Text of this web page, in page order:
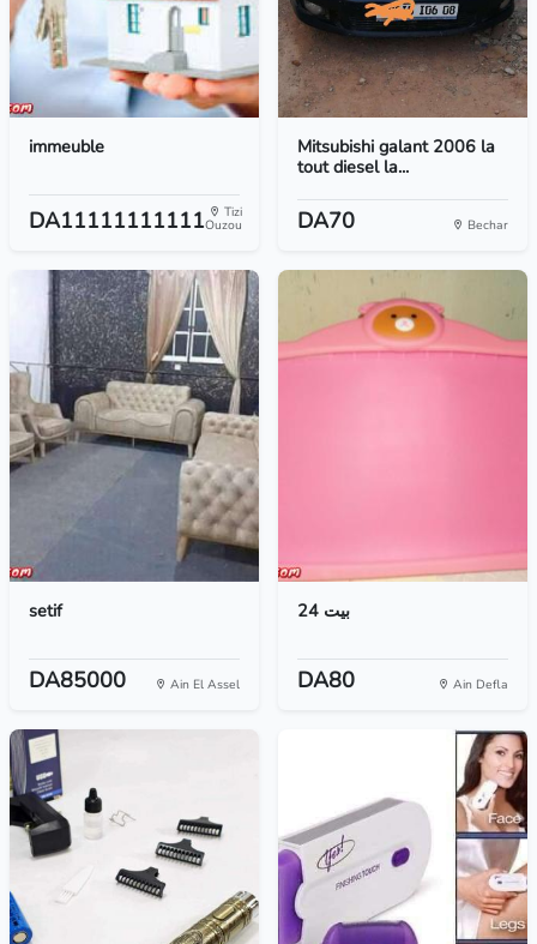
immeuble
DA11111111111 Tizi
Ouzou
Mitsubishi galant 2006 la
tout diesel la...
DA70 Bechar
setif
DA85000 Ain El Assel
بيت 24
DA80 Ain Defla